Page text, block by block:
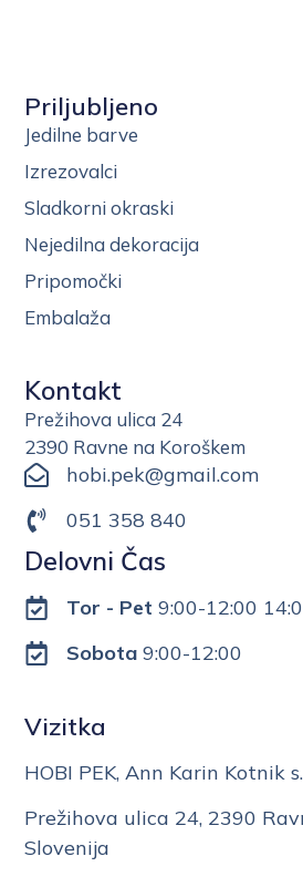
Priljubljeno
Jedilne barve
Izrezovalci
Sladkorni okraski
Nejedilna dekoracija
Pripomočki
Embalaža
Kontakt
Prežihova ulica 24
2390 Ravne na Koroškem
hobi.pek@gmail.com
051 358 840
Delovni Čas
Tor - Pet 9:00-12:00
Sobota9:00-12:00
Vizitka
HOBI PEK, Ann Karin Kotnik
Prežihova ulica 24, 2390
Slovenija